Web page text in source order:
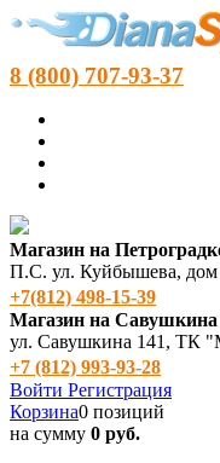
8 (800) 707-93-37
Магазин на
П.С. ул. Куйбышева, дом
+7(812) 498‑15-39
Магазин на Савушкина
ул. Савушкина 141, ТК
+7 (812) 993-93-28
Войти Регистрация
Корзина0 позиций
на сумму 0 руб.